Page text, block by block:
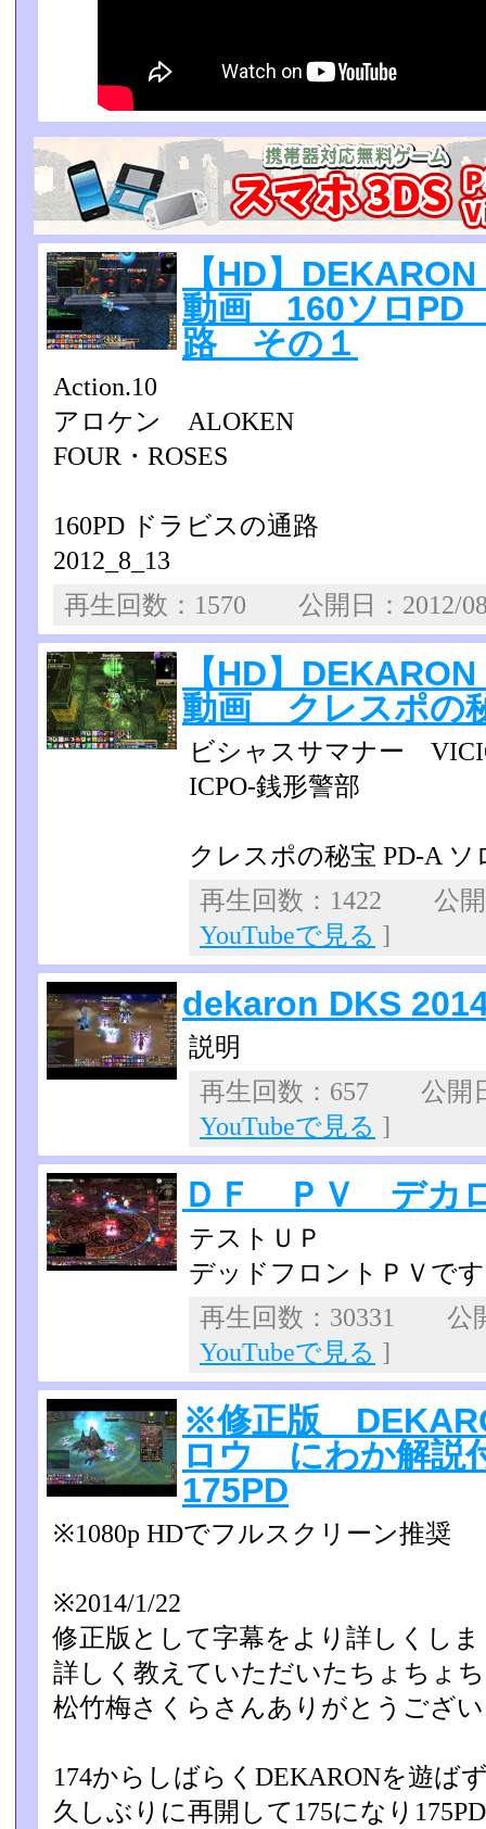
【HD】
動画 160ソロPD
路 その１
Action.10
アロケン ALOKEN
FOUR・ROSES
160PD ドラビスの通路
2012_8_13
再生回数：1570 公開日：
【HD】
動画 クレスポの
ビシャスサマナー
ICPO-銭形警部
クレスポの秘宝 PD-A ソ
再生回数：1422 公
YouTubeで見る ]
dekaron DKS
説明
再生回数：657 公開
YouTubeで見る ]
ＤＦ ＰＶ デカ
テストＵＰ
デッドフロントＰＶです
再生回数：30331 公
YouTubeで見る ]
※修正版
ロウ にわか解説
175PD
※1080p HDでフルスクリーン推奨
※2014/1/22
修正版として字幕をより詳しくし
詳しく教えていただいたちょちょ
松竹梅さくらさんありがとうござ
174からしばらくDEKARONを遊ば
久しぶりに再開して175になり